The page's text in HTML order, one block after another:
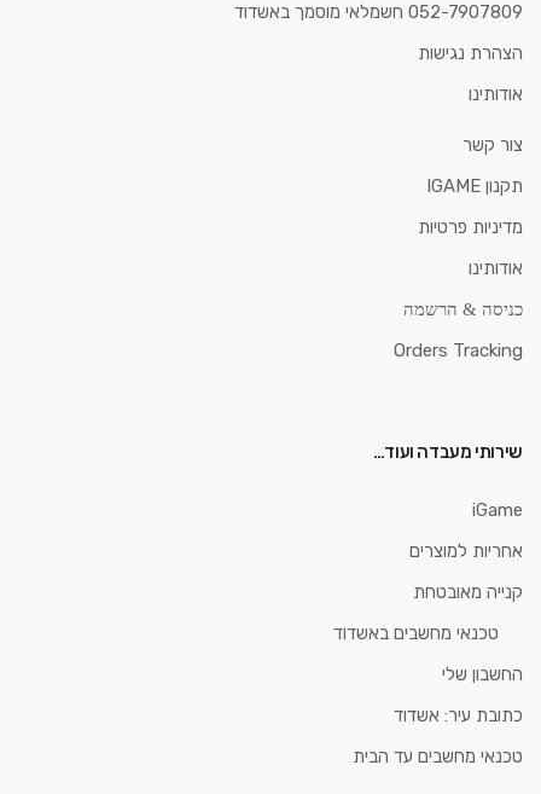
052-7907809 חשמלאי מוסמך באשדוד
הצהרת נגישות
אודותינו
צור קשר
תקנון IGAME
מדיניות פרטיות
אודותינו
כניסה & הרשמה
Orders Tracking
שירותי מעבדה ועוד…
iGame
אחריות למוצרים
קנייה מאובטחת
טכנאי מחשבים באשדוד
החשבון שלי
כתובת עיר: אשדוד
טכנאי מחשבים עד הבית